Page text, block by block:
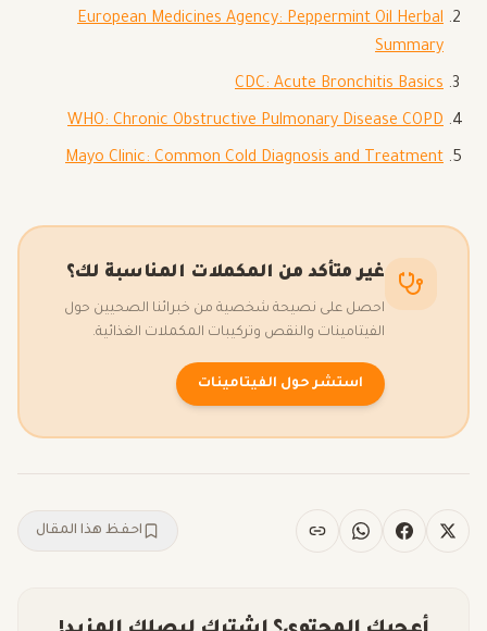
European Medicines Agency: Peppermint Oil Herbal
Summary
CDC: Acute Bronchitis Basics
WHO: Chronic Obstructive Pulmonary Disease COPD
Mayo Clinic: Common Cold Diagnosis and Treatment
غير متأكد من المكملات المناسبة لك؟
احصل على نصيحة شخصية من خبرائنا الصحيين حول
الفيتامينات والنقص وتركيبات المكملات الغذائية.
استشر حول الفيتامينات
احفظ هذا المقال